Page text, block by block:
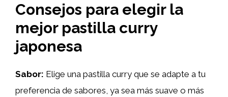
Consejos para elegir la
mejor pastilla curry
japonesa
Sabor: Elige una pastilla curry que se adapte a tu
preferencia de sabores, ya sea más suave o más